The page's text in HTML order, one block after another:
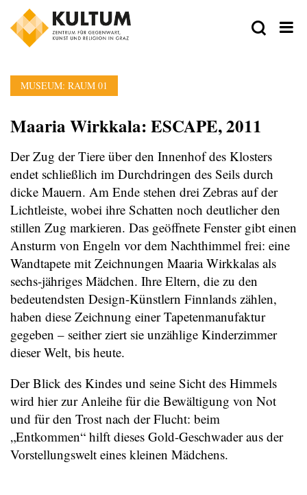
MUSEUM: RAUM 01
Maaria Wirkkala: ESCAPE, 2011
Der Zug der Tiere über den Innenhof des Klosters
endet schließlich im Durchdringen des Seils durch
dicke Mauern. Am Ende stehen drei Zebras auf der
Lichtleiste, wobei ihre Schatten noch deutlicher den
stillen Zug markieren. Das geöffnete Fenster gibt einen
Ansturm von Engeln vor dem Nachthimmel frei: eine
Wandtapete mit Zeichnungen Maaria Wirkkalas als
sechs-jähriges Mädchen. Ihre Eltern, die zu den
bedeutendsten Design-Künstlern Finnlands zählen,
haben diese Zeichnung einer Tapetenmanufaktur
gegeben – seither ziert sie unzählige Kinderzimmer
dieser Welt, bis heute.
Der Blick des Kindes und seine Sicht des Himmels
wird hier zur Anleihe für die Bewältigung von Not
und für den Trost nach der Flucht: beim
„Entkommen“ hilft dieses Gold-Geschwader aus der
Vorstellungswelt eines kleinen Mädchens.